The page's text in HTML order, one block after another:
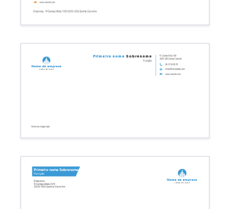
Empresa - R Campo Bola 109 2525-555 Quinta Carocho
www.seusite.com
Insira seu slogan aqui
www.seusite.com
06 12 34 56 78
email@sociedade.com
Primeiro nome Sobrenome
Função
R Campo Bola 109
2525-555 Quinta Carocho
Nome da empresa
Linha de base
Empresa
R Campo Bola 109
2525-555 Quinta Carocho
Primeiro nome Sobrenome
Função
Nome da empresa
Linha de base